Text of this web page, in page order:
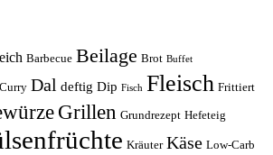
Barbecue Beilage Brot Buffet
Curry Dal deftig Dip Fisch Fleisch Frittiert
Grillen Grundrezept Hefeteig
Kräuter Käse Low-Carb